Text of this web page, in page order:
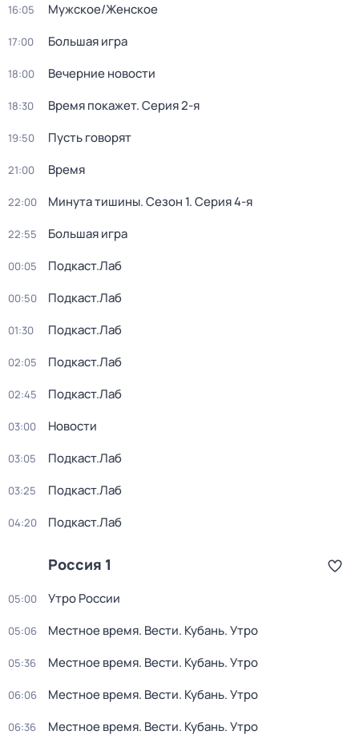
16:05 Мужское/Женское
17:00 Большая игра
18:00 Вечерние новости
18:30 Время покажет. Серия 2-я
19:50 Пусть говорят
21:00 Время
22:00 Минута тишины. Сезон 1. Серия 4-я
22:55 Большая игра
00:05 Подкаст.Лаб
00:50 Подкаст.Лаб
01:30 Подкаст.Лаб
02:05 Подкаст.Лаб
02:45 Подкаст.Лаб
03:00 Новости
03:05 Подкаст.Лаб
03:25 Подкаст.Лаб
04:20 Подкаст.Лаб
Россия 1
05:00 Утро России
05:06 Местное время. Вести. Кубань. Утро
05:36 Местное время. Вести. Кубань. Утро
06:06 Местное время. Вести. Кубань. Утро
06:36 Местное время. Вести. Кубань. Утро